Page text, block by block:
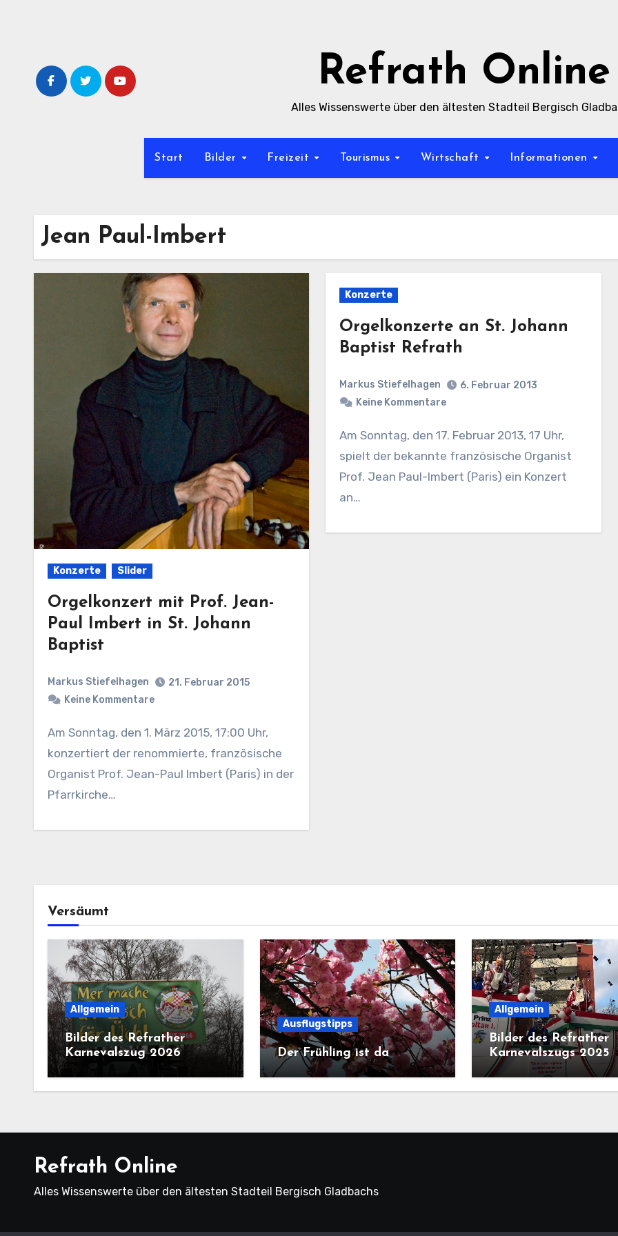
Refrath Online
Alles Wissenswerte über den ältesten Stadteil Bergisch
Start Bilder Freizeit Tourismus Wirtschaft Informationen
Jean Paul-Imbert
Konzerte Slider
Orgelkonzert mit Prof. Jean-
Paul Imbert in St. Johann
Baptist
Markus Stiefelhagen
21. Februar 2015
Keine Kommentare
Am Sonntag, den 1. März 2015, 17:00 Uhr,
konzertiert der renommierte, französische
Organist Prof. Jean-Paul Imbert (Paris) in der
Pfarrkirche…
Konzerte
Orgelkonzerte an St. Johann
Baptist Refrath
Markus Stiefelhagen
6. Februar 2013
Keine Kommentare
Am Sonntag, den 17. Februar 2013, 17 Uhr,
spielt der bekannte französische Organist
Prof. Jean Paul-Imbert (Paris) ein Konzert
an…
Versäumt
Allgemein
Bilder des Refrather
Karnevalszug 2026
Ausflugstipps
Der Frühling ist da
Allgemein
Bilder des Refrather
Karnevalszugs 2025
Refrath Online
Alles Wissenswerte über den ältesten Stadteil Bergisch Gladbachs